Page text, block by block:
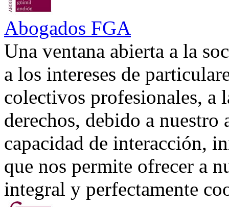
Abogados FGA
Una ventana abierta a la
a los intereses de
colectivos profesionales, a
derechos, debido a
capacidad de interacción,
que nos permite ofrecer a
integral y perfectamente